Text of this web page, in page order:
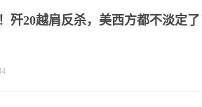
歼20越肩反杀，美西方都不淡定了